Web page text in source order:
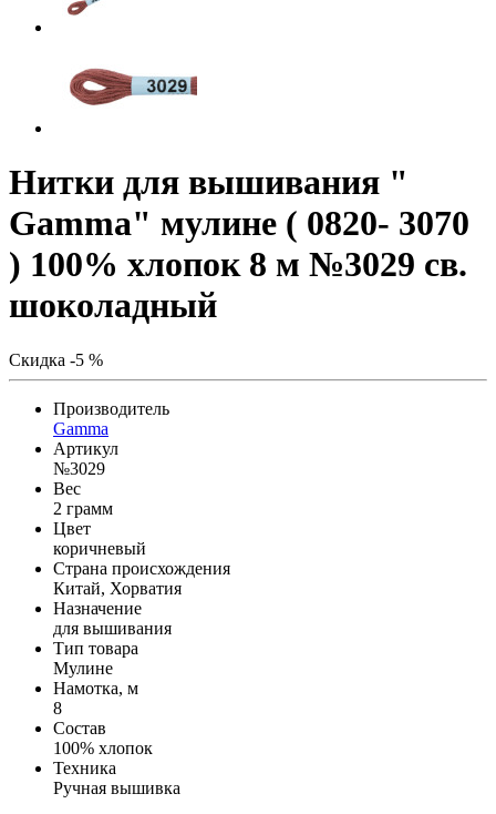
Нитки для вышивания "
Gamma" мулине ( 0820- 3070
) 100% хлопок 8 м №3029 св.
шоколадный
Скидка -5 %
Производитель
Gamma
Артикул
№3029
Вес
2 грамм
Цвет
коричневый
Страна происхождения
Китай, Хорватия
Назначение
для вышивания
Тип товара
Мулине
Намотка, м
8
Состав
100% хлопок
Техника
Ручная вышивка